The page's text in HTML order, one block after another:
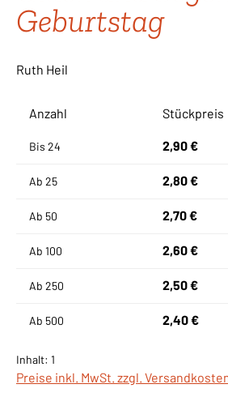
Geburtstag
Ruth Heil
Anzahl Stückpreis
Bis 24 2,90 €
Ab 25 2,80 €
Ab 50 2,70 €
Ab 100 2,60 €
Ab 250 2,50 €
Ab 500 2,40 €
Inhalt: 1
Preise inkl. MwSt. zzgl.